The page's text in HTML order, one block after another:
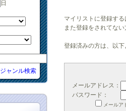
日
ジャンル検索
マイリストに登録す
また登録をされてな
登録済みの方は、以
メールアドレス：
パスワード：
メールア